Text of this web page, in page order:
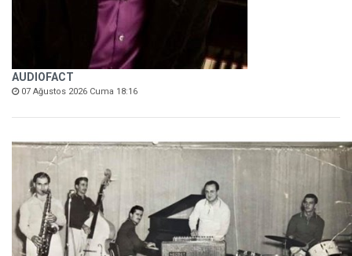
AUDIOFACT
07 Ağustos 2026 Cuma 18:16